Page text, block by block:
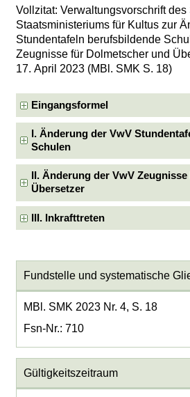
Vollzitat: Verwaltungsvorschrift
Staatsministeriums für Kultus zur
Stundentafeln berufsbildende
Zeugnisse für Dolmetscher und
17. April 2023 (MBl. SMK S. 18)
Eingangsformel
I. Änderung der VwV
Schulen
II. Änderung der VwV
Übersetzer
III. Inkrafttreten
Fundstelle und systematische
MBl. SMK 2023 Nr. 4, S. 18
Fsn-Nr.: 710
Gültigkeitszeitraum